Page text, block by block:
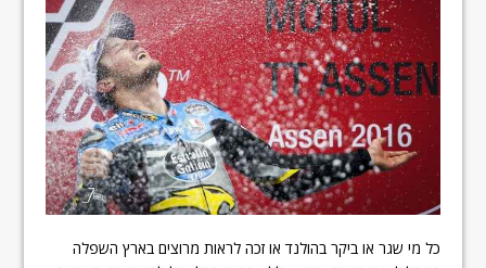
כל מי שגר או ביקר בהולנד או זכה לראות מרוצים בארץ השפלה